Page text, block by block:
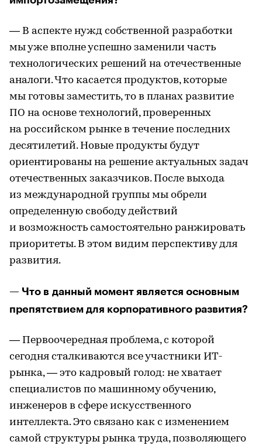
— В аспекте нужд собственной разработки
мы уже вполне успешно заменили часть
технологических решений на отечественные
аналоги. Что касается продуктов, которые
мы готовы заместить, то в планах развитие
ПО на основе технологий, проверенных
на российском рынке в течение последних
десятилетий. Новые продукты будут
ориентированы на решение актуальных задач
отечественных заказчиков. После выхода
из международной группы мы обрели
определенную свободу действий
и возможность самостоятельно ранжировать
приоритеты. В этом видим перспективу для
развития.
— Что в данный момент является основным
препятствием для корпоративного развития?
— Первоочередная проблема, с которой
сегодня сталкиваются все участники ИT-
рынка, — это кадровый голод: не хватает
специалистов по машинному обучению,
инженеров в сфере искусственного
интеллекта. Это связано как с изменением
самой структуры рынка труда, позволяющего